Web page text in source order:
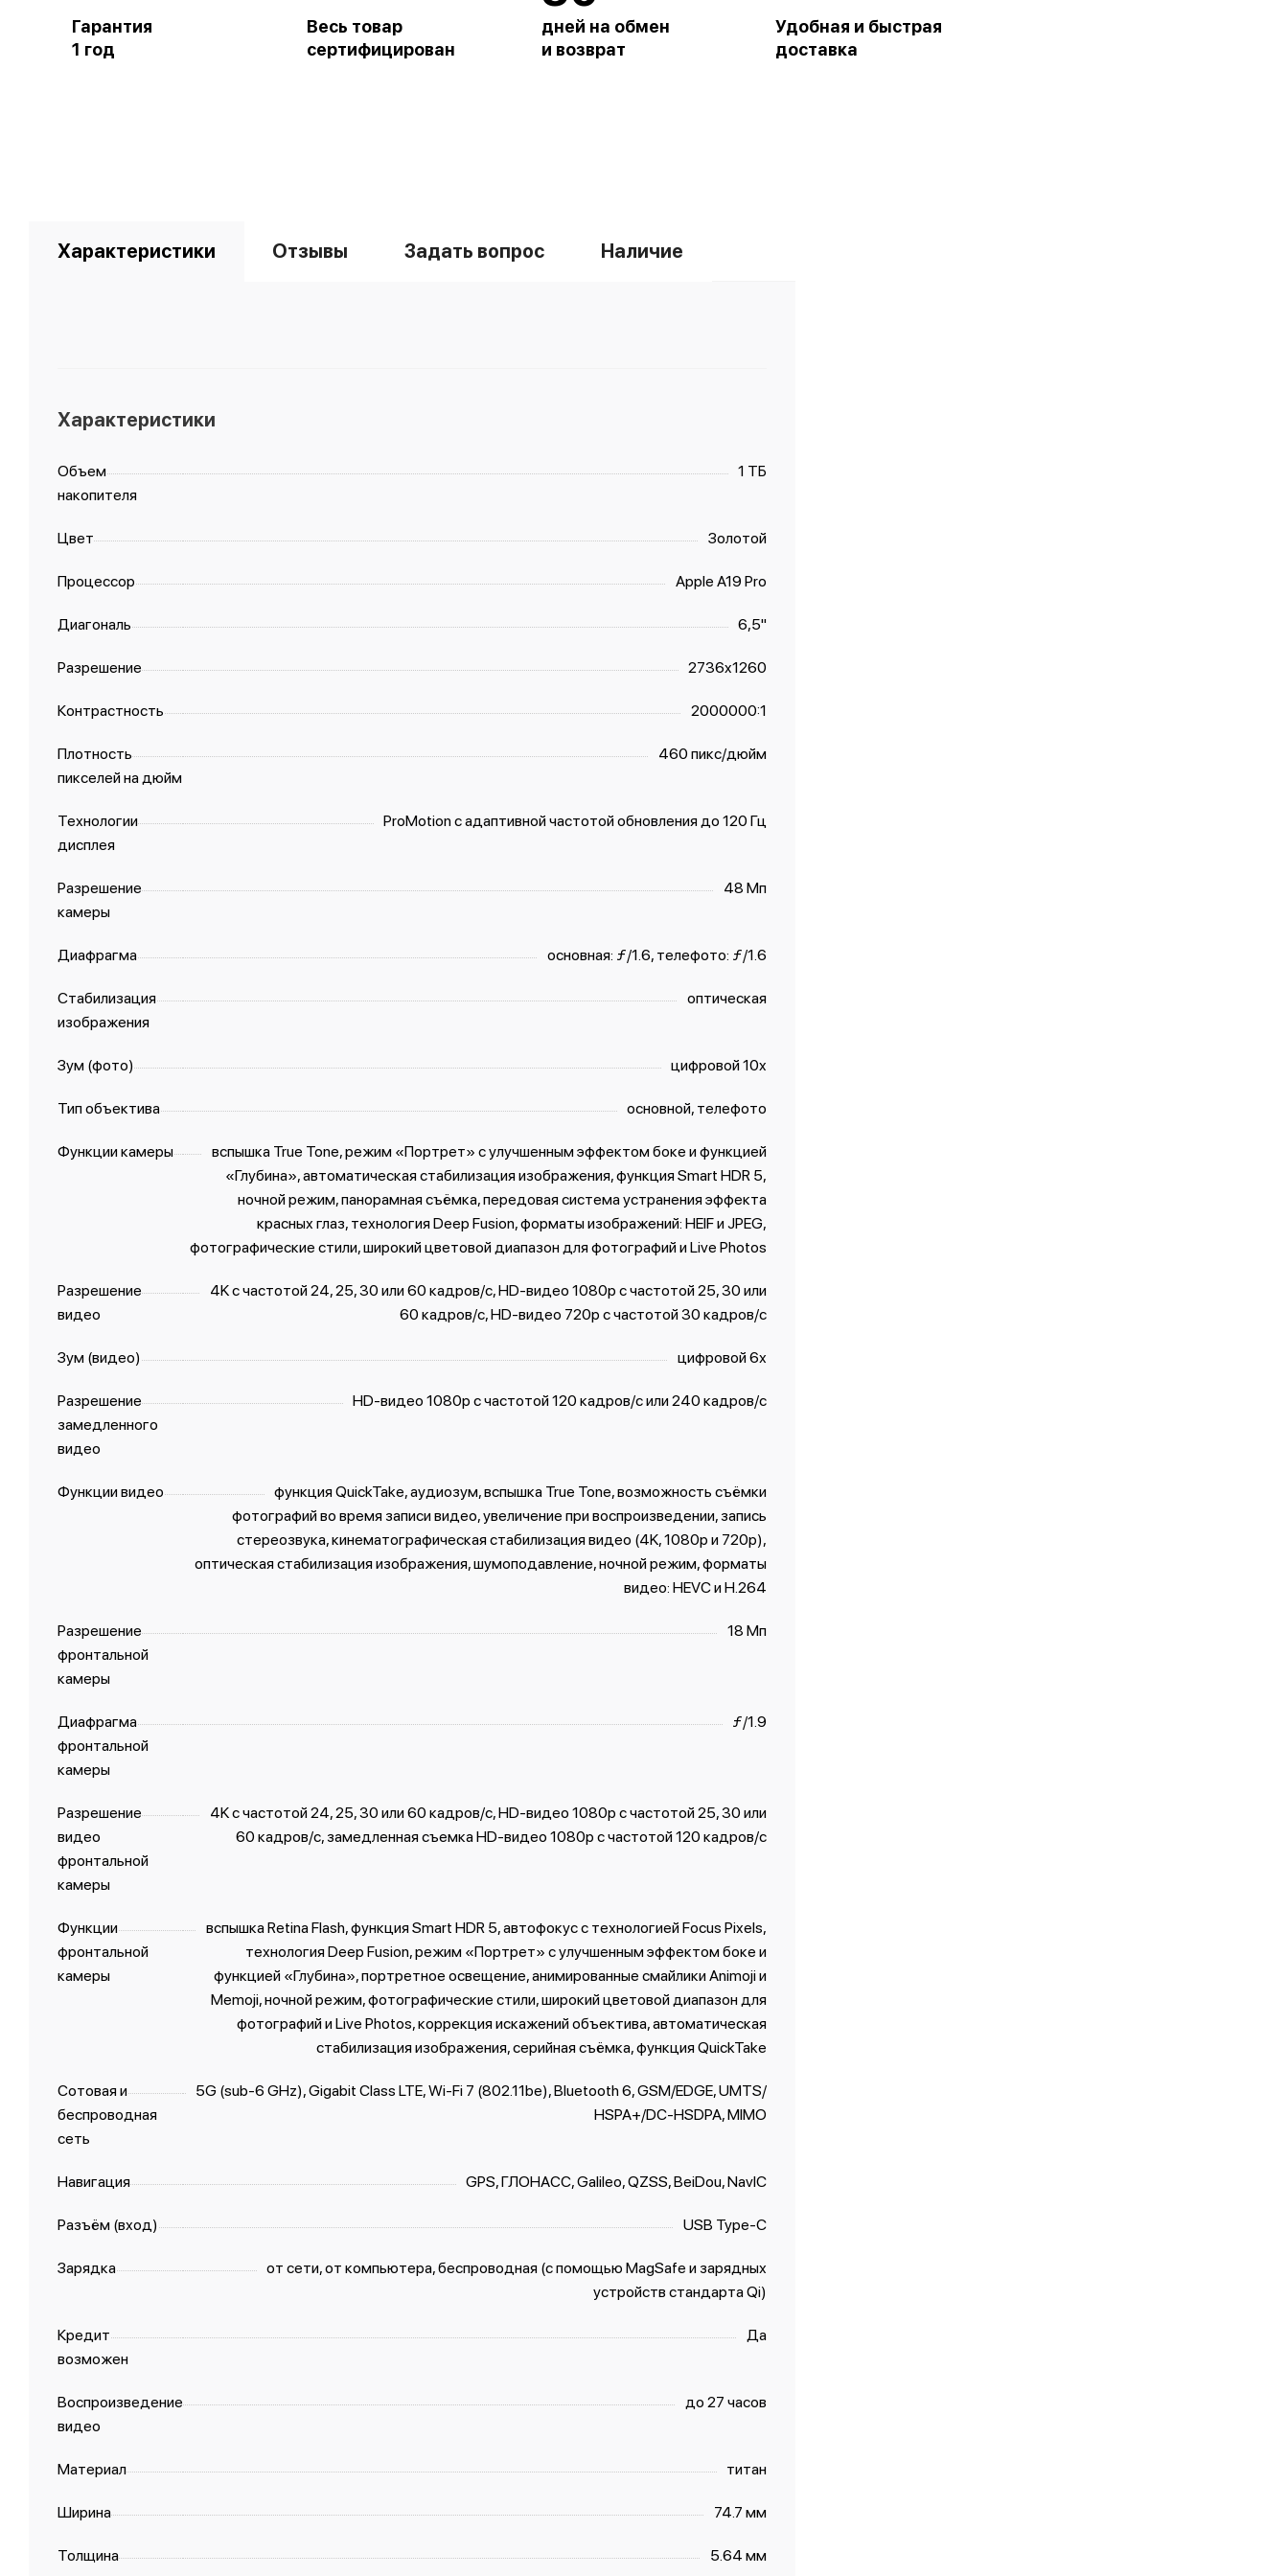
Гарантия
1 год
Весь товар
сертифицирован
дней на обмен
и возврат
Удобная и быстрая
доставка
Характеристики Отзывы Задать вопрос Наличие
Характеристики
Объем
накопителя
1 ТБ
Цвет Золотой
Процессор Apple A19 Pro
Диагональ 6,5"
Разрешение 2736x1260
Контрастность 2000000:1
Плотность
пикселей на дюйм
460 пикс/дюйм
Технологии
дисплея
ProMotion с адаптивной частотой обновления до 120 Гц
Разрешение
камеры
48 Мп
Диафрагма основная: ƒ/1.6, телефото: ƒ/1.6
Стабилизация
изображения
оптическая
Зум (фото) цифровой 10x
Тип объектива основной, телефото
Функции камеры
вспышка True Tone, режим «Портрет» с улучшенным эффектом боке и функцией
«Глубина», автоматическая стабилизация изображения, функция Smart HDR 5,
ночной режим, панорамная съёмка, передовая система устранения эффекта
красных глаз, технология Deep Fusion, форматы изображений: HEIF и JPEG,
фотографические стили, широкий цветовой диапазон для фотографий и Live Photos
Разрешение
видео
4K с частотой 24, 25, 30 или 60 кадров/ с, HD-видео 1080p с частотой 25, 30 или
60 кадров/ с, HD-видео 720p с частотой 30 кадров/ с
Зум (видео) цифровой 6х
Разрешение
замедленного
видео
HD-видео 1080р c частотой 120 кадров/ с или 240 кадров/ с
Функции видео
функция QuickTake, аудиозум, вспышка True Tone, возможность съёмки
фотографий во время записи видео, увеличение при воспроизведении, запись
стереозвука, кинематографическая стабилизация видео (4K, 1080p и 720p),
оптическая стабилизация изображения, шумоподавление, ночной режим, форматы
видео: HEVC и H.264
Разрешение
фронтальной
камеры
18 Мп
Диафрагма
фронтальной
камеры
ƒ/1.9
Разрешение
видео
фронтальной
камеры
4K с частотой 24, 25, 30 или 60 кадров/с, HD-видео 1080p с частотой 25, 30 или
60 кадров/с, замедленная съемка HD-видео 1080p с частотой 120 кадров/с
Функции
фронтальной
камеры
вспышка Retina Flash, функция Smart HDR 5, автофокус с технологией Focus Pixels,
технология Deep Fusion, режим «Портрет» с улучшенным эффектом боке и
функцией «Глубина», портретное освещение, анимированные смайлики Animoji и
Memoji, ночной режим, фотографические стили, широкий цветовой диапазон для
фотографий и Live Photos, коррекция искажений объектива, автоматическая
стабилизация изображения, серийная съëмка, функция QuickTake
Сотовая и
беспроводная
сеть
5G (sub‑6 GHz), Gigabit Class LTE, Wi-Fi 7 (802.11be), Bluetooth 6, GSM/EDGE, UMTS/​
HSPA+/​DC-HSDPA, MIMO
Навигация GPS, ГЛОНАСС, Galileo, QZSS, BeiDou, NavIC
Разъём (вход) USB Type-C
Зарядка
от сети, от компьютера, беспроводная (с помощью MagSafe и зарядных
устройств стандарта Qi)
Кредит
возможен
Да
Воспроизведение
видео
до 27 часов
Материал титан
Ширина 74.7 мм
Толщина 5.64 мм